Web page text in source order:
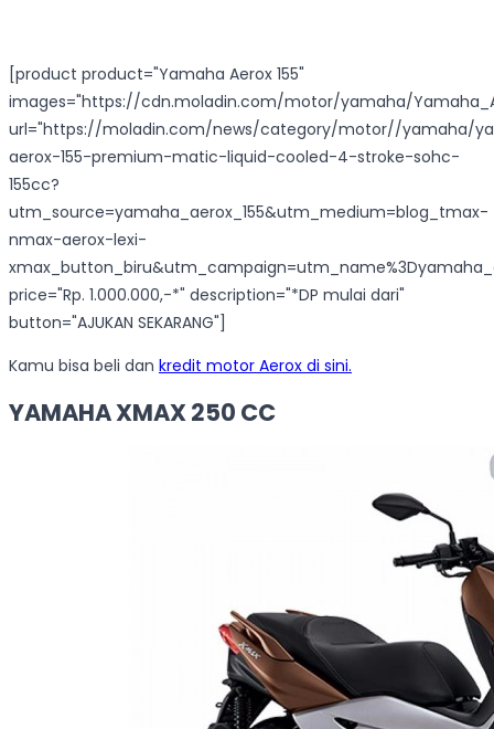
[product product="Yamaha Aerox 155"
images="https://cdn.moladin.com/motor/yamaha/
url="https://moladin.com/news/category/motor//yamaha/
aerox-155-premium-matic-liquid-cooled-4-stroke-sohc-
155cc?
utm_source=yamaha_aerox_155&utm_medium=blog_tmax-
nmax-aerox-lexi-
price="Rp. 1.000.000,-*" description="*DP mulai dari"
button="AJUKAN SEKARANG"]
Kamu bisa beli dan kredit motor Aerox di sini.
YAMAHA XMAX 250 CC